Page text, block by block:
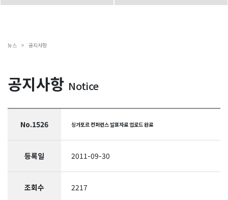
뉴스 > 공지사항
공지사항 Notice
No.1526 싱가포르 컨퍼런스 발표자료 업로드 완료
등록일 2011-09-30
조회수 2217